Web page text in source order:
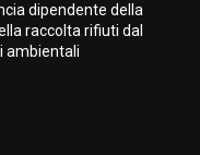
dipendente della
raccolta rifiuti dal
ambientali